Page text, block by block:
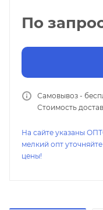
По
Самовывоз -
Стоимость
На сайте указаны
мелкий опт
цены!